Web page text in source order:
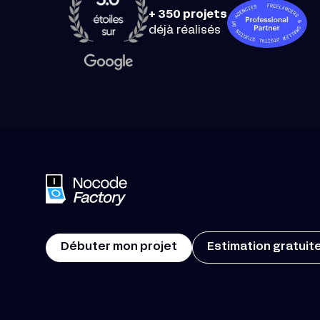
+ 350 projets
déjà réalisés
Débuter mon projet Estimation